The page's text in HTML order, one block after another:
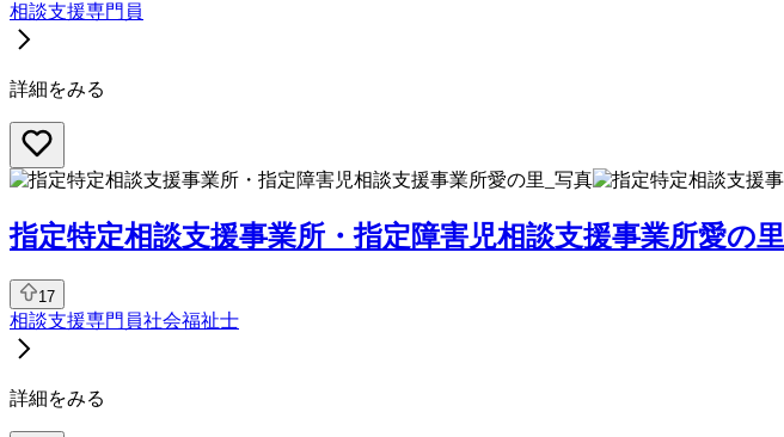
相談支援専門員
詳細をみる
指定特定相談支援事業所・指定障害児相談支援事業所愛の里
17
相談支援専門員社会福祉士
詳細をみる